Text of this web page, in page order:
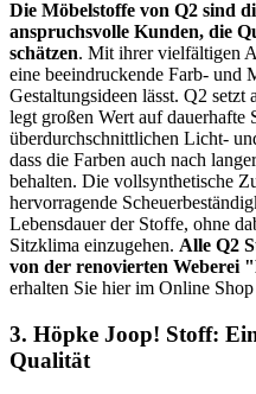
Die Möbelstoffe von Q2 sind
anspruchsvolle Kunden, die
schätzen. Mit ihrer vielfältigen
eine beeindruckende Farb- und
Gestaltungsideen lässt. Q2
legt großen Wert auf dauerhafte
überdurchschnittlichen Licht-
dass die Farben auch nach
behalten. Die vollsynthetische
hervorragende
Lebensdauer der Stoffe, ohne
Sitzklima einzugehen. Alle Q2
von der renovierten Weberei
erhalten Sie hier im Online Shop
3. Höpke Joop! Stoff:
Qualität